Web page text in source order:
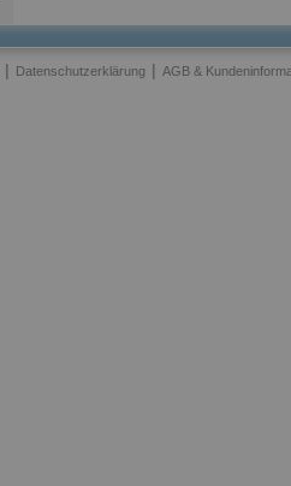
| Datenschutzerklärung | AGB &